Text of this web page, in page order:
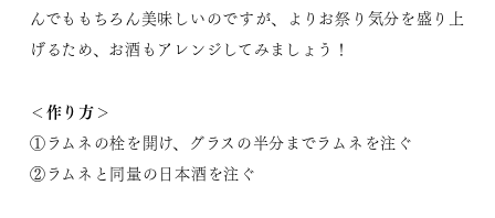
んでももちろん美味しいのですが、よりお祭り気分を盛り上
げるため、お酒もアレンジしてみましょう！
＜作り方＞
①ラムネの栓を開け、グラスの半分までラムネを注ぐ
②ラムネと同量の日本酒を注ぐ